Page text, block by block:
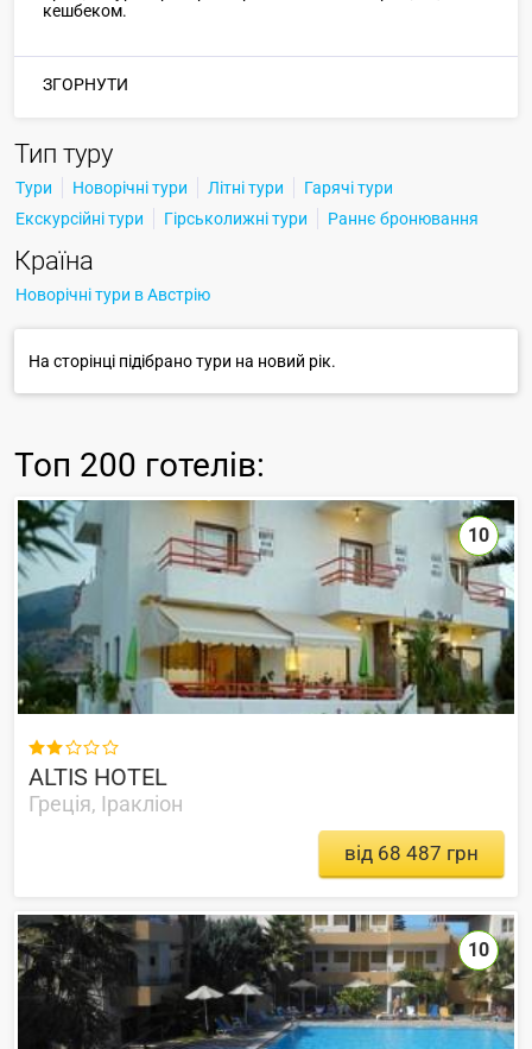
кешбеком.
ЗГОРНУТИ
Тип туру
Тури Новорічні тури Літні тури
Гарячі тури
Екскурсійні тури
Гірськолижні тури Раннє бронювання
Країна
Новорічні тури в Австрію
На сторінці підібрано тури на новий рік.
Топ 200 готелів:

ALTIS HOTEL
Греція, Іракліон
10
від 68 487 грн
10